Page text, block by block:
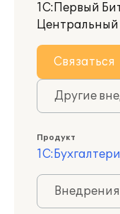
1С:Первый
Связаться
Другие
Продукт